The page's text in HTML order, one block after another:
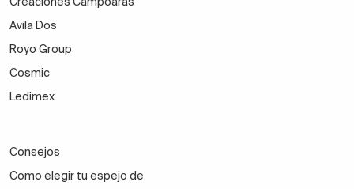
Avila Dos
Royo Group
Cosmic
Ledimex
Consejos
Como elegir tu espejo de